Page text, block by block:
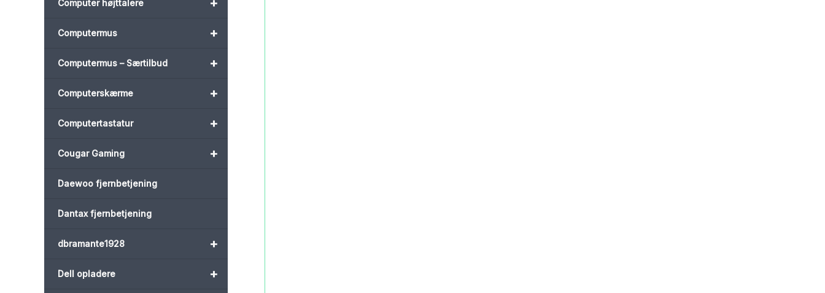
+
Computer højttalere
+
Computermus
+
Computermus – Særtilbud
+
Computerskærme
+
Computertastatur
+
Cougar Gaming
Daewoo fjernbetjening
Dantax fjernbetjening
+
dbramante1928
+
Dell opladere